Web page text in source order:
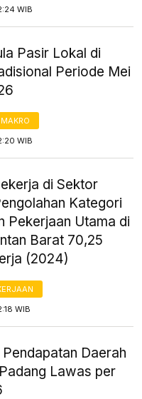
WIB
Pasir Lokal di
Periode Mei
WIB
di Sektor
Kategori
Pekerjaan Utama di
Barat 70,25
(2024)
WIB
Pendapatan Daerah
Lawas per